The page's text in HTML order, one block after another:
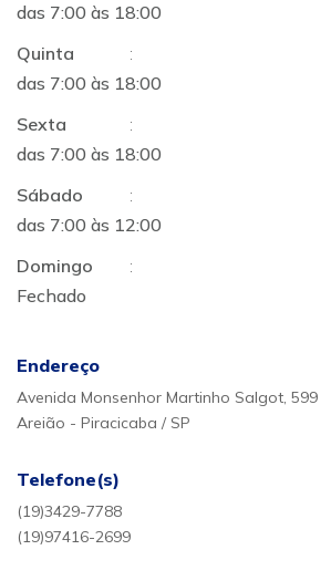
das 7:00 às 18:00
Quinta
:
das 7:00 às 18:00
Sexta
:
das 7:00 às 18:00
Sábado
:
das 7:00 às 12:00
Domingo
:
Fechado
Endereço
Avenida Monsenhor Martinho Salgot, 599
Areião - Piracicaba / SP
Telefone(s)
(19)3429-7788
(19)97416-2699